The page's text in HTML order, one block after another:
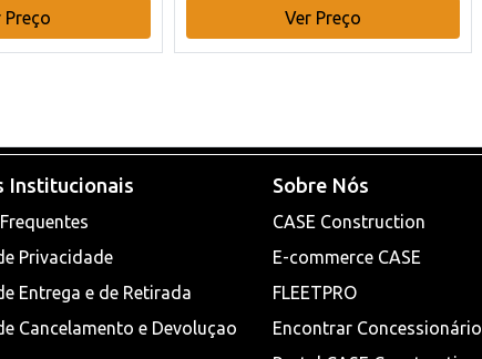
Preço
Ver Preço
Institucionais
Privacidade
Entrega e de Retirada
Cancelamento e Devoluçao
Sobre Nós
CASE Construction
E-commerce CASE
FLEETPRO
Encontrar Concessionário